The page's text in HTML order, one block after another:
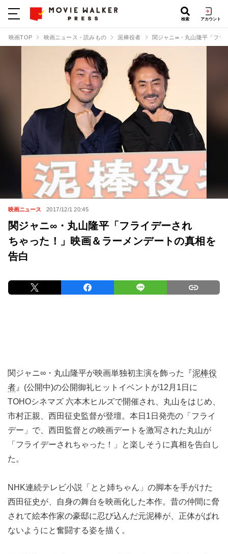
検索 アカウント
映画TOP 映画ニュース・読みもの 泥棒役者 関ジャニ∞・丸山隆平「フラ
映画ニュース 2017/12/1 20:45
関ジャニ∞・丸山隆平「フライデーされ
ちゃった！」映画＆ラーメンデートの真相を
告白
関ジャニ∞・丸山隆平が映画単独初主演を飾った『泥棒役
者 』(公開中)の公開御礼ヒットイベントが12月1日に
TOHOシネマズ 六本木ヒルズで開催され、丸山をはじめ、
市村正親、西田征史監督が登壇。本日1日発売の「フライ
デー」で、西田監督との映画デートを激写された丸山が
「フライデーされちゃった！」と楽しそうに真相を告白し
た。
NHK連続テレビ小説「とと姉ちゃん」の脚本を手がけた
西田征史が、自身の舞台を映画化した本作。昔の仲間に脅
されて絵本作家の豪邸に忍び込んだ元泥棒が、正体がばれ
ないようにと奮闘する姿を描く。